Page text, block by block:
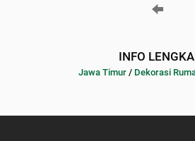
INFO
Jawa Timur / Dekorasi